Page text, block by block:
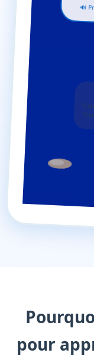
Bonjour !
🔊
pour